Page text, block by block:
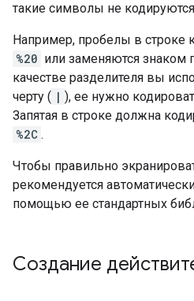
такие символы не
Например, пробелы в строке
%20 или заменяются знаком
качестве разделителя вы
черту ( | ), ее нужно
Запятая в строке должна
%2C .
Чтобы правильно
рекомендуется
помощью ее стандартных
Создание